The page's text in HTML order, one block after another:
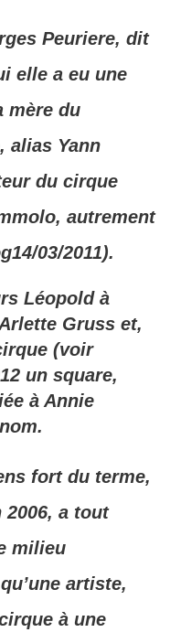
Peuriere, dit
elle a eu une
mère du
alias Yann
du cirque
autrement
03/2011).
Léopold à
Gruss et,
(voir
un square,
à Annie
fort du terme,
2006, a tout
milieu
artiste,
à une